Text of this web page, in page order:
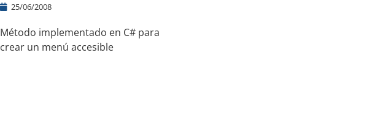
25/06/2008
Método implementado en C# para
crear un menú accesible